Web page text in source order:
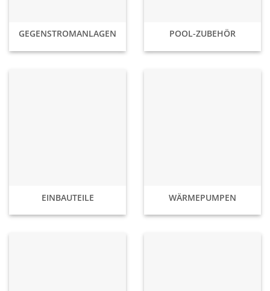
GEGENSTROMANLAGEN POOL-ZUBEHÖR
EINBAUTEILE WÄRMEPUMPEN